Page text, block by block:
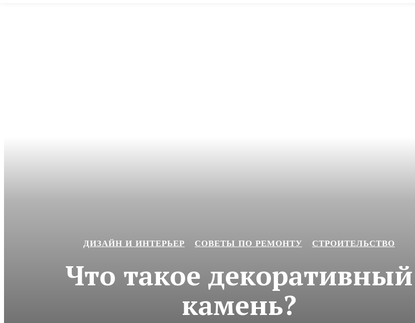
ДИЗАЙН И ИНТЕРЬЕР СОВЕТЫ ПО РЕМОНТУ СТРОИТЕЛЬСТВО
Что такое декоративный
камень?